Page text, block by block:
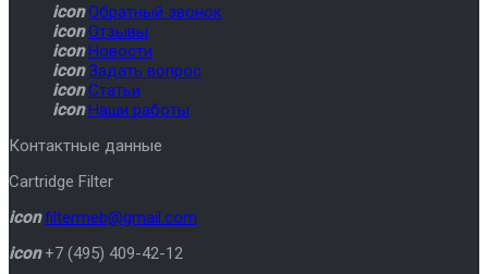
icon Обратный звонок
icon Отзывы
icon Новости
icon Задать вопрос
icon Статьи
icon Наши работы
Контактные данные
Cartridge Filter
icon filtermeb@gmail.com
icon +7 (495) 409-42-12